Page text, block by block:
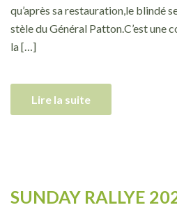
qu’après sa restauration,le blindé
stèle du Général Patton.C’est
la […]
Lire la suite
SUNDAY RALLYE